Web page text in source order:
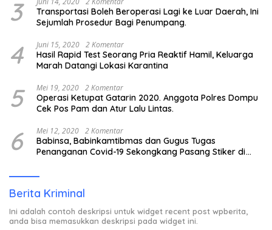
3
Transportasi Boleh Beroperasi Lagi ke Luar Daerah, Ini
Sejumlah Prosedur Bagi Penumpang.
4 Juni 15, 2020 2 Komentar
Hasil Rapid Test Seorang Pria Reaktif Hamil, Keluarga
Marah Datangi Lokasi Karantina
5 Mei 19, 2020 2 Komentar
Operasi Ketupat Gatarin 2020. Anggota Polres Dompu
Cek Pos Pam dan Atur Lalu Lintas.
6 Mei 12, 2020 2 Komentar
Babinsa, Babinkamtibmas dan Gugus Tugas
Penanganan Covid-19 Sekongkang Pasang Stiker di
Berita Kriminal
Ini adalah contoh deskripsi untuk widget recent post wpberita,
anda bisa memasukkan deskripsi pada widget ini.